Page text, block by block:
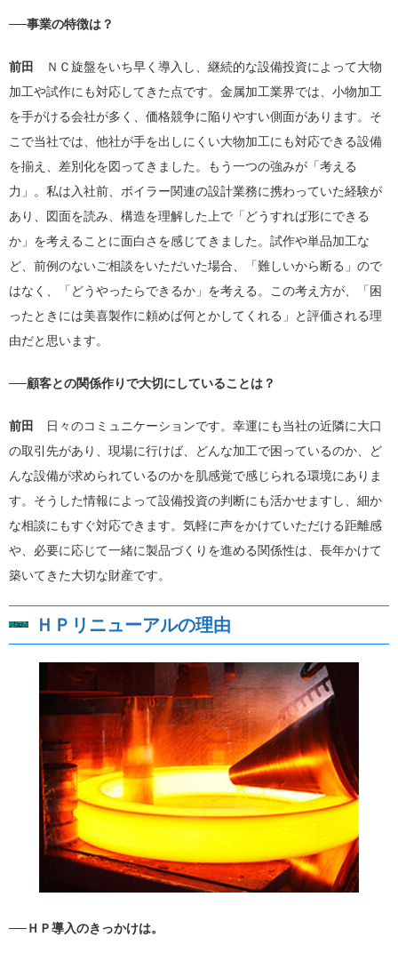
──事業の特徴は？
前田
ＮＣ旋盤をいち早く導入し、継続的な設備投資によって大物
加工や試作にも対応してきた点です。金属加工業界では、小物加工
を手がける会社が多く、価格競争に陥りやすい側面があります。そ
こで当社では、他社が手を出しにくい大物加工にも対応できる設備
を揃え、差別化を図ってきました。もう一つの強みが「考える
力」。私は入社前、ボイラー関連の設計業務に携わっていた経験が
あり、図面を読み、構造を理解した上で「どうすれば形にできる
か」を考えることに面白さを感じてきました。試作や単品加工な
ど、前例のないご相談をいただいた場合、「難しいから断る」ので
はなく、「どうやったらできるか」を考える。この考え方が、「困
ったときには美喜製作に頼めば何とかしてくれる」と評価される理
由だと思います。
──顧客との関係作りで大切にしていることは？
前田
日々のコミュニケーションです。幸運にも当社の近隣に大口
の取引先があり、現場に行けば、どんな加工で困っているのか、ど
んな設備が求められているのかを肌感覚で感じられる環境にありま
す。そうした情報によって設備投資の判断にも活かせますし、細か
な相談にもすぐ対応できます。気軽に声をかけていただける距離感
や、必要に応じて一緒に製品づくりを進める関係性は、長年かけて
築いてきた大切な財産です。
ＨＰリニューアルの理由
──ＨＰ導入のきっかけは。